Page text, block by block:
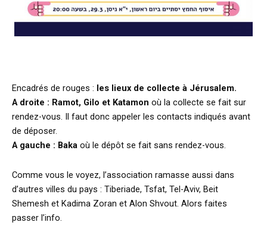
Encadrés de rouges : les lieux de collecte à Jérusalem.
A droite : Ramot, Gilo et Katamon où la collecte se fait sur
rendez-vous. Il faut donc appeler les contacts indiqués avant
de déposer.
A gauche : Baka où le dépôt se fait sans rendez-vous.
Comme vous le voyez, l’association ramasse aussi dans
d’autres villes du pays : Tiberiade, Tsfat, Tel-Aviv, Beit
Shemesh et Kadima Zoran et Alon Shvout. Alors faites
passer l’info.